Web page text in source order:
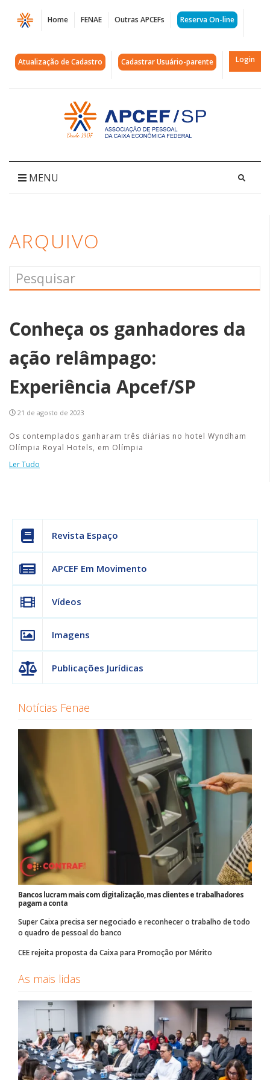
Página
Arquivos
experiência
APCEF/SP
Home FENAE Outras APCEFs Reserva On-line
Atualização de Cadastro Cadastrar Usuário-parente Login
Acessar
página
inicial
MENU
ARQUIVO
Conheça os ganhadores da
ação relâmpago:
Experiência Apcef/SP
21 de agosto de 2023
Os contemplados ganharam três diárias no hotel Wyndham
Olímpia Royal Hotels, em Olímpia
Ler Tudo
Revista Espaço
APCEF Em Movimento
Vídeos
Imagens
Publicações Jurídicas
Notícias Fenae
Bancos lucram mais com digitalização, mas clientes e trabalhadores
pagam a conta
Super Caixa precisa ser negociado e reconhecer o trabalho de todo
o quadro de pessoal do banco
CEE rejeita proposta da Caixa para Promoção por Mérito
As mais lidas